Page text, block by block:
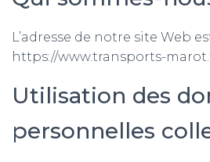
L’adresse de notre site Web
https://www.transports-
Utilisation des
personnelles